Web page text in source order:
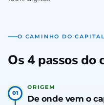
O CAMINHO DO CAPITAL
Os 4 passos do
01
ORIGEM
De onde vem o